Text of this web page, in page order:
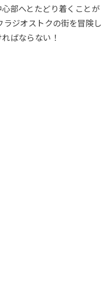
部へとたどり着くことが
ジオストクの街を冒険し
ばならない！